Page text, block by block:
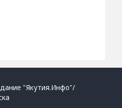
"Якутия.Инфо"/